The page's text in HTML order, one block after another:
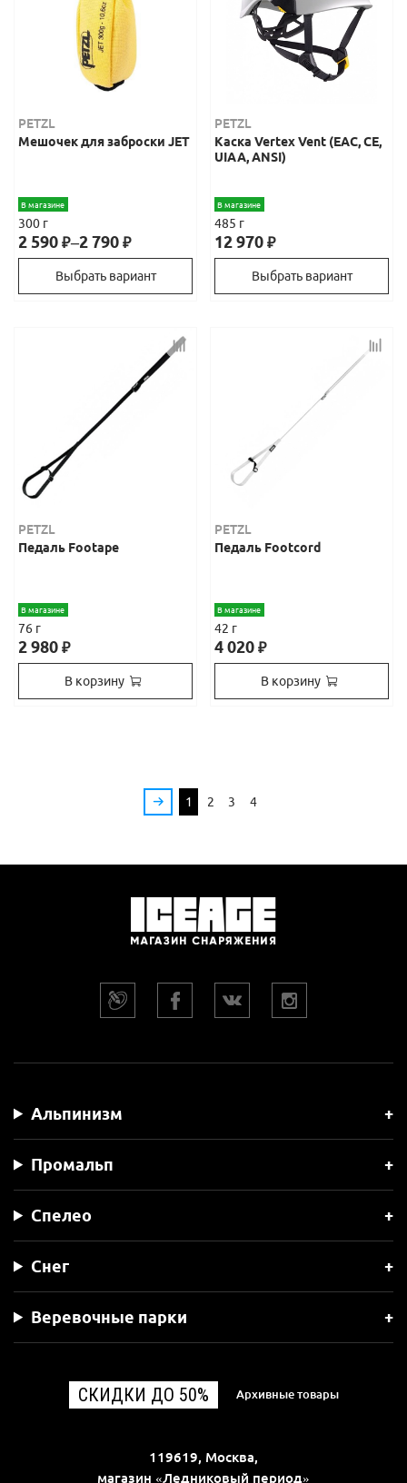
PETZL
Мешочек для заброски JET
В магазине
300 г
2 590₽–2 790₽
Выбрать вариант
PETZL
Каска Vertex Vent (EAC, СЕ,
UIAA, ANSI)
В магазине
485 г
12 970₽
Выбрать вариант
PETZL
Педаль Footape
В магазине
76 г
2 980₽
В корзину
PETZL
Педаль Footcord
В магазине
42 г
4 020₽
В корзину
1 2 3 4
Альпинизм
Промальп
Спелео
Снег
Веревочные парки
СКИДКИ ДО 50% Архивные товары
119619, Москва,
магазин «Ледниковый период»